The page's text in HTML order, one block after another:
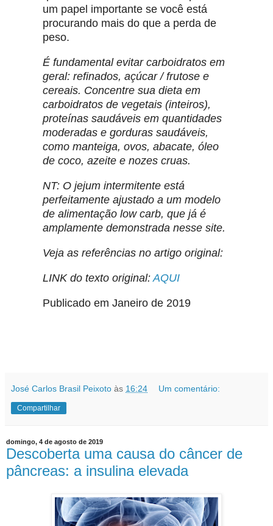
um papel importante se você está
procurando mais do que a perda de
peso.
É fundamental evitar carboidratos em
geral: refinados, açúcar / frutose e
cereais. Concentre sua dieta em
carboidratos de vegetais (inteiros),
proteínas saudáveis ​​em quantidades
moderadas e gorduras saudáveis,
como manteiga, ovos, abacate, óleo
de coco, azeite e nozes cruas.
NT: O jejum intermitente está
perfeitamente ajustado a um modelo
de alimentação low carb, que já é
amplamente demonstrada nesse site.
Veja as referências no artigo original:
LINK do texto original: AQUI
Publicado em Janeiro de 2019
José Carlos Brasil Peixoto às 16:24 Um comentário:
Compartilhar
domingo, 4 de agosto de 2019
Descoberta uma causa do câncer de
pâncreas: a insulina elevada